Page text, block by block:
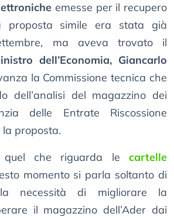
emesse per il recupero
proposta simile era stata già
ma aveva trovato il
dell’Economia, Giancarlo
la Commissione tecnica che
dell’analisi del magazzino dei
delle Entrate Riscossione
proposta.
che riguarda le cartelle
momento si parla soltanto di
necessità di migliorare la
il magazzino dell’Ader dai